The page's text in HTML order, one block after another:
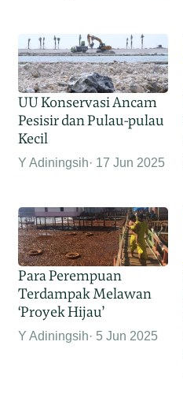
UU Konservasi Ancam
Pesisir dan Pulau-pulau
Kecil
Y Adiningsih 17 Jun 2025
Para Perempuan
Terdampak Melawan
‘Proyek Hijau’
Y Adiningsih 5 Jun 2025